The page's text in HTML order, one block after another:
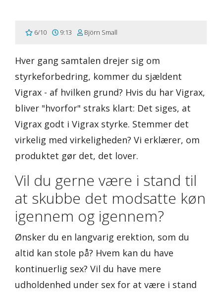
6/10 9:13 Björn Small
Hver gang samtalen drejer sig om
styrkeforbedring, kommer du sjældent
Vigrax - af hvilken grund? Hvis du har Vigrax,
bliver "hvorfor" straks klart: Det siges, at
Vigrax godt i Vigrax styrke. Stemmer det
virkelig med virkeligheden? Vi erklærer, om
produktet gør det, det lover.
Vil du gerne være i stand til
at skubbe det modsatte køn
igennem og igennem?
Ønsker du en langvarig erektion, som du
altid kan stole på? Hvem kan du have
kontinuerlig sex? Vil du have mere
udholdenhed under sex for at være i stand